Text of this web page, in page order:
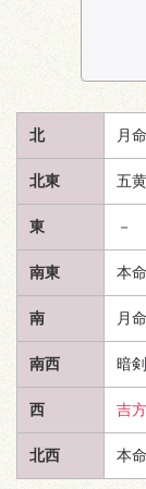
北 月
北東 五
東 －
南東 本
南 月
南西 暗
西 吉方
北西 本